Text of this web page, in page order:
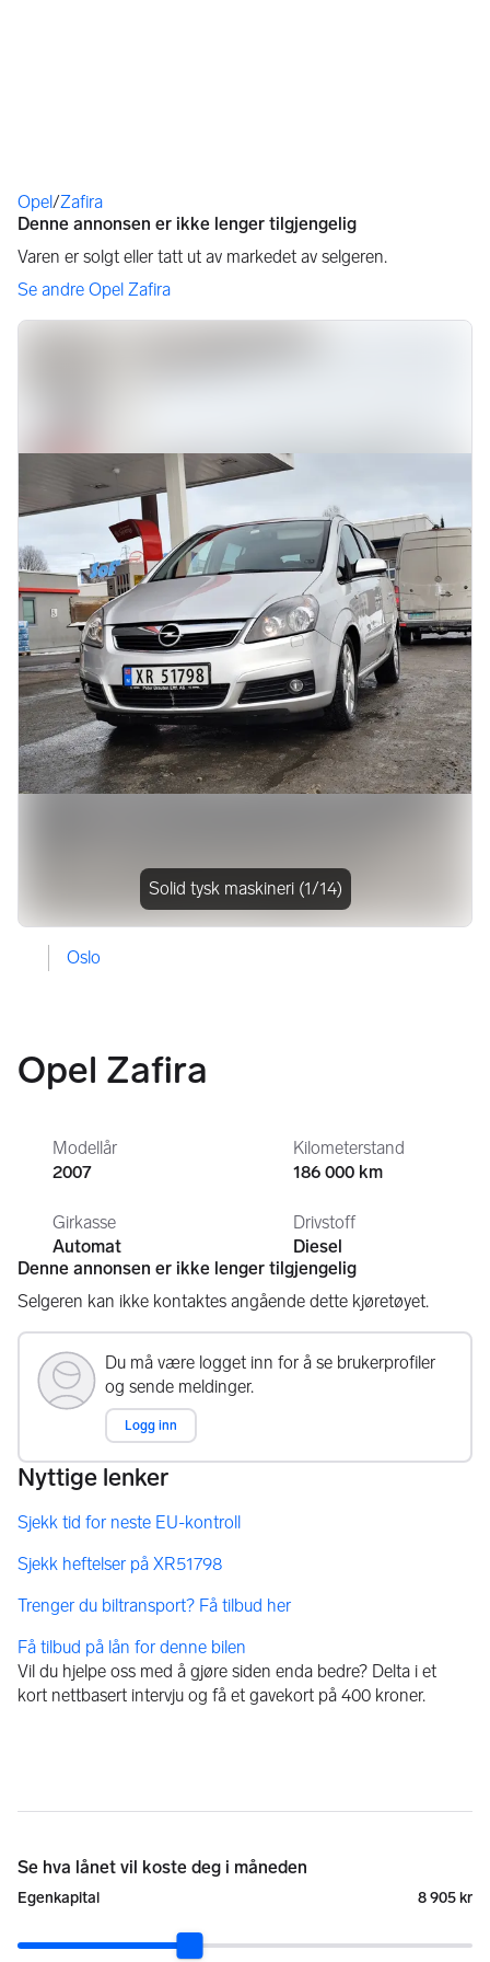
Du er her
Opel/Zafira
Bildegalleri
Solid tysk maskineri (1/14)
Oslo
Opel Zafira
Modellår
2007
Kilometerstand
186 000 km
Girkasse
Automat
Drivstoff
Diesel
Få tilbud på lån for denne bilen
Vil du hjelpe oss med å gjøre siden enda bedre? Delta i et
kort nettbasert intervju og få et gavekort på 400 kroner.